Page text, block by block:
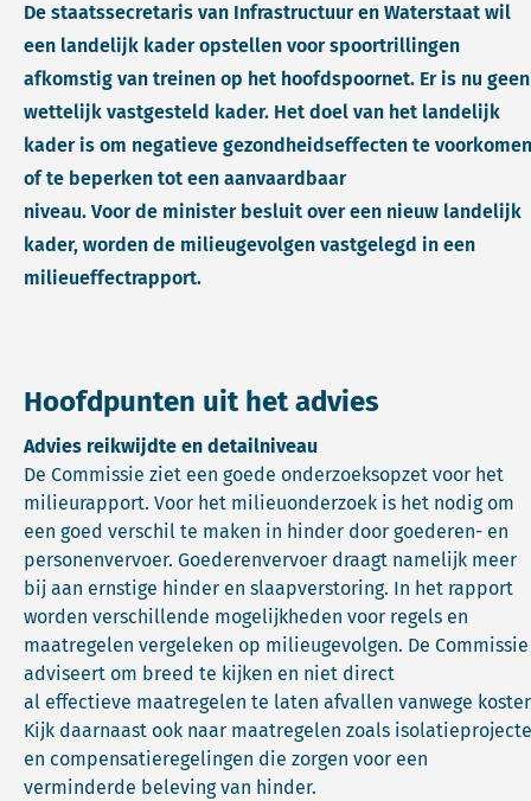
De staatssecretaris van Infrastructuur en Waterstaat wil
een landelijk kader opstellen voor spoortrillingen
afkomstig van treinen op het hoofdspoornet. Er is nu geen
wettelijk vastgesteld kader. Het doel van het landelijk
kader is om negatieve gezondheidseffecten te voorkomen
of te beperken tot een aanvaardbaar
niveau. Voor de minister besluit over een nieuw landelijk
kader, worden de milieugevolgen vastgelegd in een
milieueffectrapport.
Hoofdpunten uit het advies
Advies reikwijdte en detailniveau
De Commissie ziet een goede onderzoeksopzet voor het
milieurapport. Voor het milieuonderzoek is het nodig om
een goed verschil te maken in hinder door goederen- en
personenvervoer. Goederenvervoer draagt namelijk meer
bij aan ernstige hinder en slaapverstoring. In het rapport
worden verschillende mogelijkheden voor regels en
maatregelen vergeleken op milieugevolgen. De Commissie
adviseert om breed te kijken en niet direct
al effectieve maatregelen te laten afvallen vanwege
Kijk daarnaast ook naar maatregelen zoals
en compensatieregelingen die zorgen voor een
verminderde beleving van hinder.